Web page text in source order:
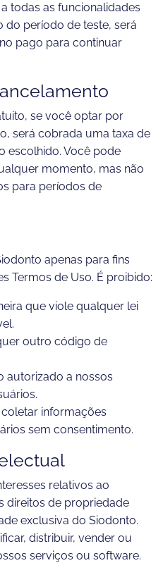
todas as funcionalidades
do período de teste, será
pago para continuar
se você optar por
será cobrada uma taxa de
escolhido. Você pode
momento, mas não
para períodos de
apenas para fins
Termos de Uso. É proibido:
que viole qualquer lei
outro código de
autorizado a nossos
informações
sem consentimento.
relativos ao
direitos de propriedade
exclusiva do Siodonto.
distribuir, vender ou
serviços ou software.